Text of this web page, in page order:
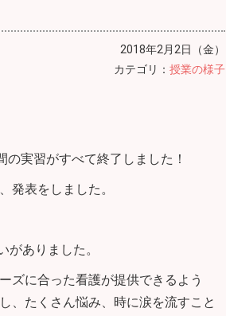
2018年2月2日（金）
カテゴリ： 授業の様子
実習がすべて終了しました！
発表をしました。
ありました。
ズに合った看護が提供できるよう
、たくさん悩み、時に涙を流すこと